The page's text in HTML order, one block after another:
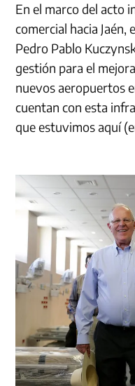
En el marco del acto
comercial hacia Jaén,
Pedro Pablo
gestión para el
nuevos aeropuertos
cuentan con esta
que estuvimos aquí